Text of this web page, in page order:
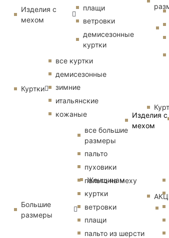
Женщинам
Изделия с
мехом
Изделия с
мехом
плащи
ветровки
демисезонные
куртки
Куртки
все куртки
демисезонные
зимние
итальянские
кожаные
Большие
размеры
все большие
размеры
пальто
пуховики
пальто на меху
куртки
ветровки
плащи
пальто из шерсти